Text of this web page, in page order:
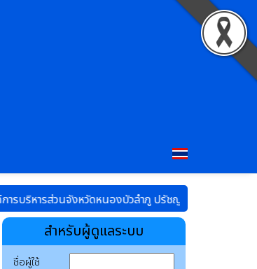
ส่วนจังหวัดหนองบัวลำภูปรัชญาโรงเรียน : นตฺ ถิ ปญฺญา
สำหรับผู้ดูแลระบบ
ชื่อผู้ใช้